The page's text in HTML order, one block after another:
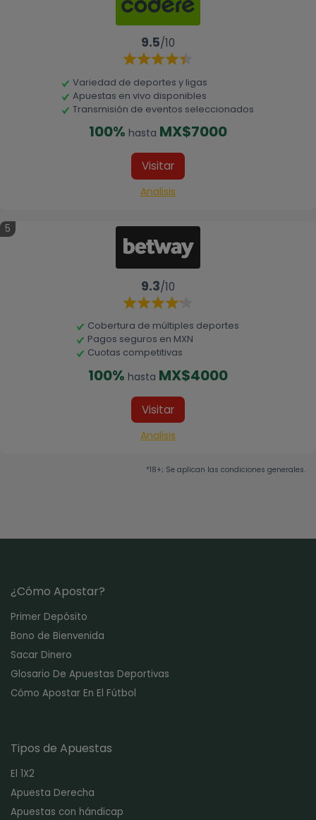
9.5/10
Variedad de deportes y ligas
Apuestas en vivo disponibles
Transmisión de eventos seleccionados
100% hasta MX$7000
Visitar
Analisis
5
9.3/10
Cobertura de múltiples deportes
Pagos seguros en MXN
Cuotas competitivas
100% hasta MX$4000
Visitar
Analisis
*18+; Se aplican las condiciones generales.
¿Cómo Apostar?
Primer Depósito
Bono de Bienvenida
Sacar Dinero
Glosario De Apuestas Deportivas
Cómo Apostar En El Fútbol
Tipos de Apuestas
El 1X2
Apuesta Derecha
Apuestas con hándicap